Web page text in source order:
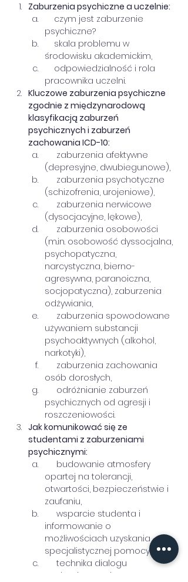
Zaburzenia psychiczne a uczelnie:
czym jest zaburzenie
psychiczne?
skala problemu w
środowisku akademickim,
odpowiedzialność i rola
pracownika uczelni.
Kluczowe zaburzenia psychiczne
zgodnie z międzynarodową
klasyfikacją zaburzeń
psychicznych i zaburzeń
zachowania ICD-10:
zaburzenia afektywne
(depresyjne, dwubiegunowe),
zaburzenia psychotyczne
(schizofrenia, urojeniowe),
zaburzenia nerwicowe
(dysocjacyjne, lękowe),
zaburzenia osobowości
(m.in. osobowość dyssocjalna,
psychopatyczna,
narcystyczna, bierno-
agresywna, paranoiczna,
socjopatyczna), zaburzenia
odżywiania,
zaburzenia spowodowane
używaniem substancji
psychoaktywnych (alkohol,
narkotyki),
zaburzenia zachowania
osób dorosłych,
odróżnianie zaburzeń
psychicznych od agresji i
roszczeniowości.
Jak komunikować się ze
studentami z zaburzeniami
psychicznymi:
budowanie atmosfery
opartej na tolerancji,
otwartości, bezpieczeństwie i
zaufaniu,
wsparcie studenta i
informowanie o
możliwościach uzyskania
specjalistycznej pomocy,
technika dialogu
wyciszającego i